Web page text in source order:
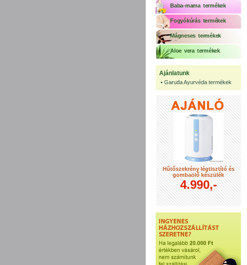
Baba-mama termékek
Fogyókúrás termékek
Mágneses termékek
Aloe vera termékek
Ajánlatunk
• Garuda Ayurvéda termékek
Hűtőszekrény légtisztító és
gombaölő készülék
4.990,-